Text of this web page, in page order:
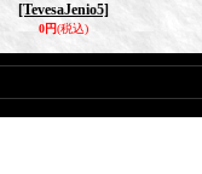
[TevesaJenio5]
0円(税込)